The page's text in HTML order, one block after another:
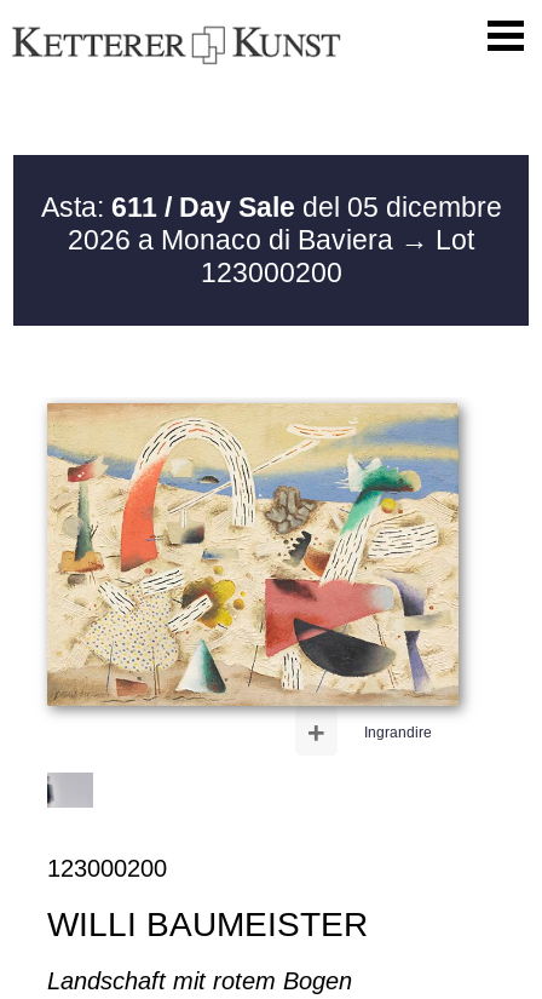
Asta: 611 / Day Sale del 05 dicembre
2026 a Monaco di Baviera → Lot
123000200
Ingrandire
+
123000200
WILLI BAUMEISTER
Landschaft mit rotem Bogen